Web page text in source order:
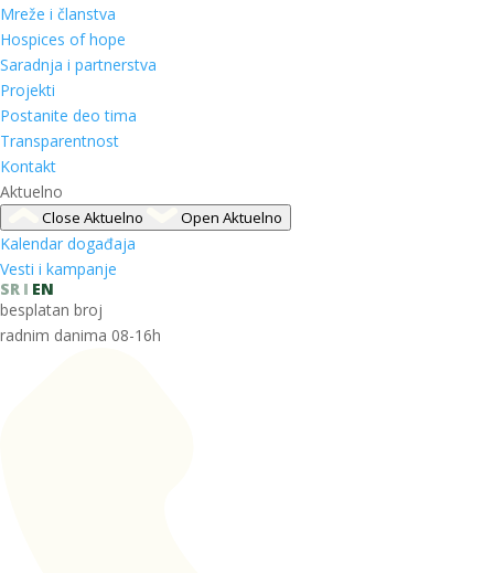
Mreže i članstva
Hospices of hope
Saradnja i partnerstva
Projekti
Postanite deo tima
Transparentnost
Kontakt
Aktuelno
Close Aktuelno Open Aktuelno
Kalendar događaja
Vesti i kampanje
SR
EN
besplatan broj
radnim danima 08-16h